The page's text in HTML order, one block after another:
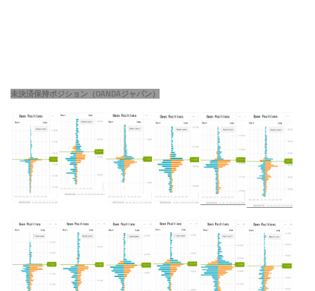
未決済保持ポジション（OANDAジャパン）